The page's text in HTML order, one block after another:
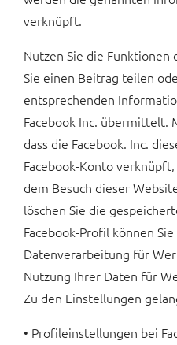
verknüpft.
Nutzen Sie die Funktionen
Sie einen Beitrag teilen
entsprechenden
Facebook Inc. übermittelt.
dass die Facebook. Inc.
Facebook-Konto
dem Besuch dieser
löschen Sie die
Facebook-Profil können
Datenverarbeitung für
Nutzung Ihrer Daten für
Zu den Einstellungen
• Profileinstellungen bei